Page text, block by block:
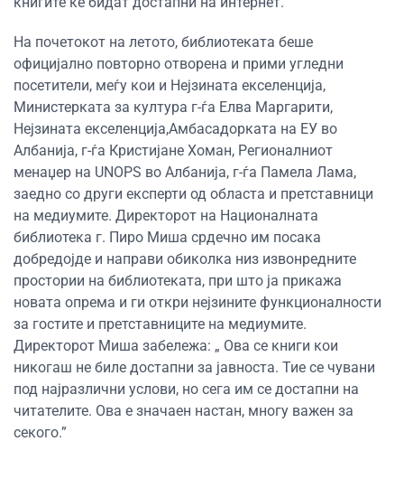
На почетокот на летото, библиотеката беше
официјално повторно отворена и прими угледни
посетители, меѓу кои и Нејзината екселенција,
Министерката за култура г-ѓа Елва Маргарити,
Нејзината екселенција,Амбасадорката на ЕУ во
Албанија, г-ѓа Кристијане Хоман, Регионалниот
менаџер на UNOPS во Албанија, г-ѓа Памела Лама,
заедно со други експерти од областа и претставници
на медиумите. Директорот на Националната
библиотека г. Пиро Миша срдечно им посака
добредојде и направи обиколка низ извонредните
простории на библиотеката, при што ја прикажа
новата опрема и ги откри нејзините функционалности
за гостите и претставниците на медиумите.
Директорот Миша забележа: „ Ова се книги кои
никогаш не биле достапни за јавноста. Тие се чувани
под најразлични услови, но сега им се достапни на
читателите. Ова е значаен настан, многу важен за
секого.”